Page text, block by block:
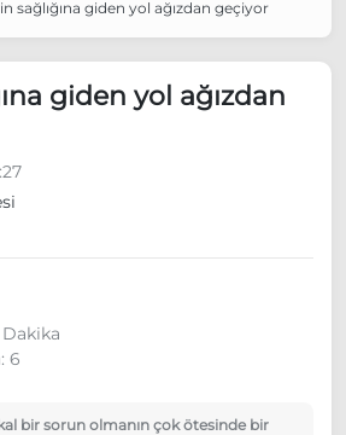
İmamoğlu’nu ziyaret edecek
daha katılmama kararı aldı
sağlığına giden yol ağızdan geçiyor
giden yol ağızdan
6
bir sorun olmanın çok ötesinde bir